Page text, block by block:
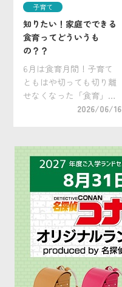
ら […]
子育て
知りたい！家庭でできる
食育ってどういうも
の？？
6月は食育月間！子育て
ともはや切っても切り離
せなくなった「食育」。
小学校のみならず、保育
なってきましたが、皆さ
んのご家庭ではいかがで
しょうか？この機会にぜ
ひ家庭でできる食育につ
[…]
2026/06/16